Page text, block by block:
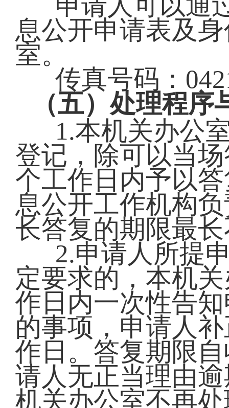
息公开申请表及
室。
传真号码：
（五）处理程序
1.本机关办公
登记，除可以当
个工作日内予以
息公开工作机构
长答复的期限最
2.申请人所提
定要求的，本机
作日内一次性告
的事项，申请人
作日。答复期限
请人无正当理由
机关办公室不再